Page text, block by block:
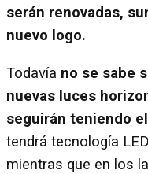
serán renovadas,
nuevo logo.
Todavía no se sabe
nuevas luces
seguirán teniendo
tendrá tecnología
mientras que en los